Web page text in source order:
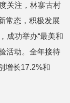
关注，林寨古村
常态，积极发展
成功举办“最美和
活动。全年接待
增长17.2%和